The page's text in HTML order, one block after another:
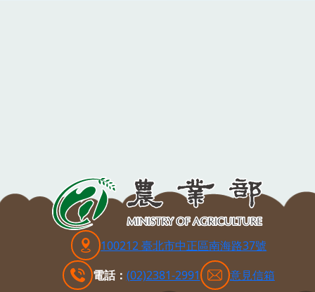
100212 臺北市中正區南海路37號
電話： (02)2381-2991 意見信箱